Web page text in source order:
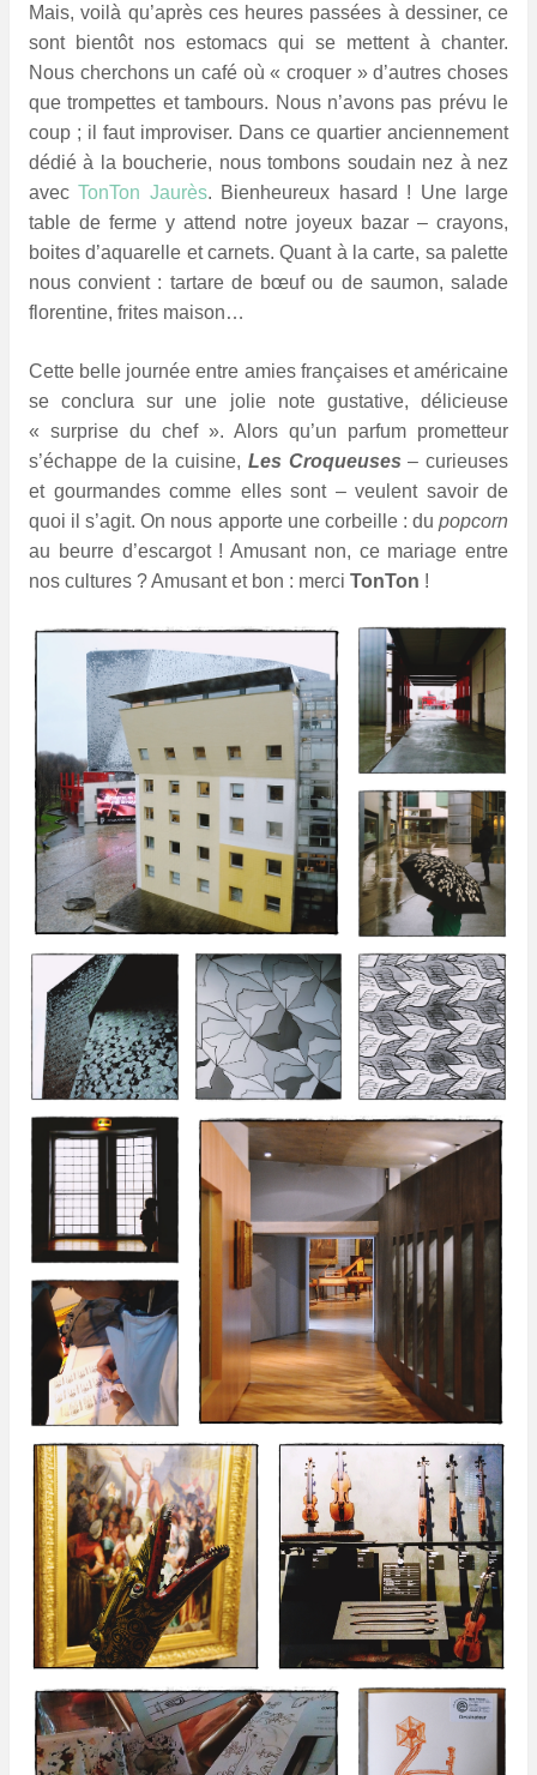
Mais, voilà qu’après ces heures passées à dessiner, ce
sont bientôt nos estomacs qui se mettent à chanter.
Nous cherchons un café où « croquer » d’autres choses
que trompettes et tambours. Nous n’avons pas prévu le
coup ; il faut improviser. Dans ce quartier anciennement
dédié à la boucherie, nous tombons soudain nez à nez
avecTonTon Jaurès. Bienheureux hasard ! Une large
table de ferme y attend notre joyeux bazar – crayons,
boites d’aquarelle et carnets. Quant à la carte, sa palette
nous convient : tartare de bœuf ou de saumon, salade
florentine, frites maison…
Cette belle journée entre amies françaises et américaine
se conclura sur une jolie note gustative, délicieuse
« surprise du chef ». Alors qu’un parfum prometteur
s’échappe de la cuisine, Les Croqueuses – curieuses
et gourmandes comme elles sont – veulent savoir de
quoi il s’agit. On nous apporte une corbeille : du popcorn
au beurre d’escargot ! Amusant non, ce mariage entre
nos cultures ? Amusant et bon : merci TonTon !